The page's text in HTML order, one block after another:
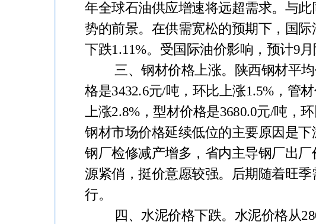
年全球石油供应增速将远超需求。与
势的前景。在供需宽松的预期下，国
下跌1.11%。受国际油价影响，预计9
三、钢材价格上涨。
陕西钢材平
格是3432.6元/吨，环比上涨1.5%，管
上涨2.8%，型材价格是3680.0元/吨，
钢材市场价格延续低位的主要原因是
钢厂检修减产增多，省内主导钢厂出
源紧俏，挺价意愿较强。后期随着旺
行。
四、水泥价格下跌。 水泥价格从